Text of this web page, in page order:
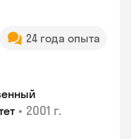
24 года опыта
• 2001 г.